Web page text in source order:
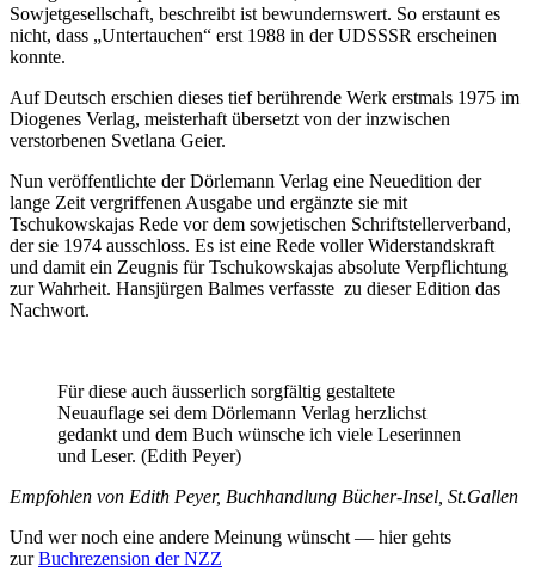
Sowjetgesellschaft, beschreibt ist bewundernswert. So erstaunt es
nicht, dass „Untertauchen“ erst 1988 in der UDSSSR erscheinen
konnte.
Auf Deutsch erschien dieses tief berührende Werk erstmals 1975 im
Diogenes Verlag, meisterhaft übersetzt von der inzwischen
verstorbenen Svetlana Geier.
Nun veröffentlichte der Dörlemann Verlag eine Neuedition der
lange Zeit vergriffenen Ausgabe und ergänzte sie mit
Tschukowskajas Rede vor dem sowjetischen Schriftstellerverband,
der sie 1974 ausschloss. Es ist eine Rede voller Widerstandskraft
und damit ein Zeugnis für Tschukowskajas absolute Verpflichtung
zur Wahrheit. Hansjürgen Balmes verfasste zu dieser Edition das
Nachwort.
Für diese auch äusserlich sorgfältig gestaltete
Neuauflage sei dem Dörlemann Verlag herzlichst
gedankt und dem Buch wünsche ich viele Leserinnen
und Leser. (Edith Peyer)
Empfohlen von Edith Peyer, Buchhandlung Bücher-Insel, St.Gallen
Und wer noch eine andere Meinung wünscht — hier gehts
zurBuchrezension der NZZ